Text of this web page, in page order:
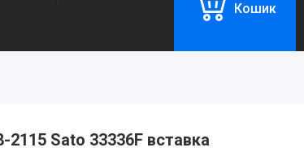
Кошик
Sato 33336F вставка